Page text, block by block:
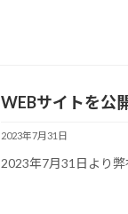
WEBサイトを公
2023年7月31日
2023年7月31日より弊